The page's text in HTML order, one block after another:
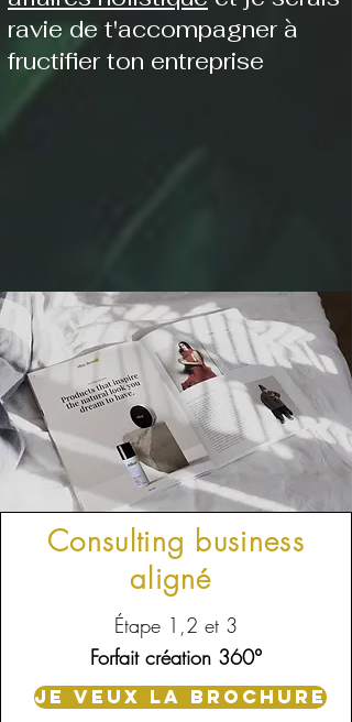
ravie de t'accompagner à
fructifier ton entreprise
Consulting business
aligné
Étape 1,2 et 3
Forfait création 360°
Je veux la brochure